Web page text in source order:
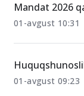
Mandat 2026
01-avgust 10:31
01-avgust 09:23